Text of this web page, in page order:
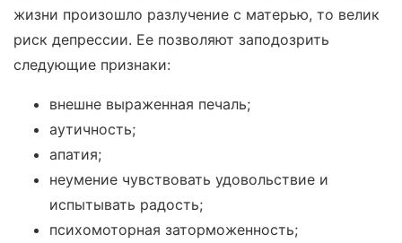
жизни произошло разлучение с матерью, то велик
риск депрессии. Ее позволяют заподозрить
следующие признаки:
внешне выраженная печаль;
аутичность;
апатия;
неумение чувствовать удовольствие и
испытывать радость;
психомоторная заторможенность;